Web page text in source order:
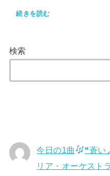
続きを読む
検索
今日の1曲 ❝蒼い
リア・オーケスト